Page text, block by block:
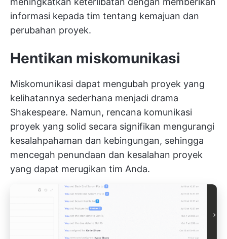
informasi kepada tim tentang kemajuan dan
perubahan proyek.
Hentikan miskomunikasi
Miskomunikasi dapat mengubah proyek yang
kelihatannya sederhana menjadi drama
Shakespeare. Namun, rencana komunikasi
proyek yang solid secara signifikan mengurangi
kesalahpahaman dan kebingungan, sehingga
mencegah penundaan dan kesalahan proyek
yang dapat merugikan tim Anda.